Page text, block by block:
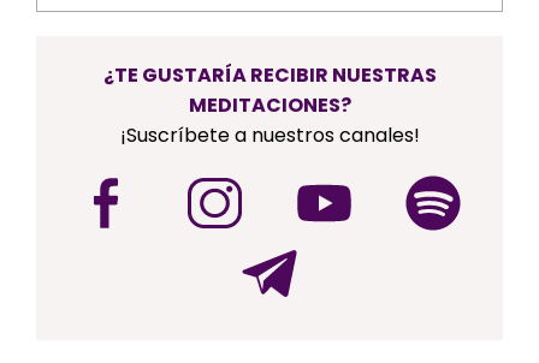
¿TE GUSTARÍA RECIBIR NUESTRAS
MEDITACIONES?
¡Suscríbete a nuestros canales!